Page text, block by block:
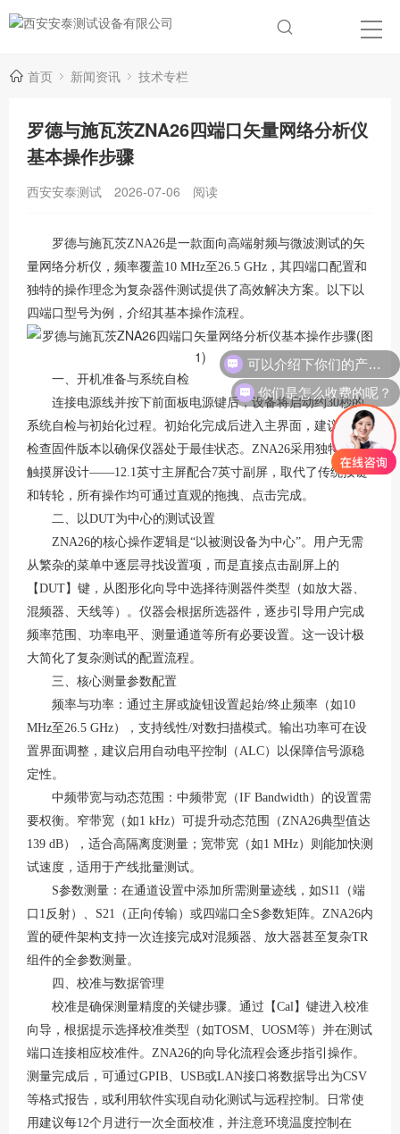
首页 新闻资讯 技术专栏
罗德与施瓦茨ZNA26四端口矢量网络分析仪
基本操作步骤
西安安泰测试 2026-07-06 阅读
罗德与施瓦茨ZNA26是一款面向高端射频与微波测试的矢
量网络分析仪，频率覆盖10 MHz至26.5 GHz，其四端口配置和
独特的操作理念为复杂器件测试提供了高效解决方案。以下以
四端口型号为例，介绍其基本操作流程。
一、开机准备与系统自检
连接电源线并按下前面板电源键后，设备将启动约30秒的
系统自检与初始化过程。初始化完成后进入主界面，建议首先
检查固件版本以确保仪器处于最佳状态。 ZNA26采用独特的双
触摸屏设计——12.1英寸主屏配合7英寸副屏，取代了传统按键
和转轮，所有操作均可通过直观的拖拽、点击完成。
二、以DUT为中心的测试设置
ZNA26的核心操作逻辑是“以被测设备为中心”。用户无需
从繁杂的菜单中逐层寻找设置项，而是直接点击副屏上的
【DUT】键，从图形化向导中选择待测器件类型（如放大器、
混频器、天线等）。仪器会根据所选器件，逐步引导用户完成
频率范围、功率电平、测量通道等所有必要设置。这一设计极
大简化了复杂测试的配置流程。
三、核心测量参数配置
频率与功率：通过主屏或旋钮设置起始/终止频率（如10
MHz至26.5 GHz），支持线性/对数扫描模式。输出功率可在设
置界面调整，建议启用自动电平控制（ALC）以保障信号源稳
定性。
中频带宽与动态范围：中频带宽（IF Bandwidth）的设置需
要权衡。窄带宽（如1 kHz）可提升动态范围（ZNA26典型值达
139 dB），适合高隔离度测量；宽带宽（如1 MHz）则能加快测
试速度，适用于产线批量测试。
S参数测量：在通道设置中添加所需测量迹线，如S11（端
口1反射）、S21（正向传输）或四端口全S参数矩阵。ZNA26内
置的硬件架构支持一次连接完成对混频器、放大器甚至复杂TR
组件的全参数测量。
四、校准与数据管理
校准是确保测量精度的关键步骤。通过【Cal】键进入校准
向导，根据提示选择校准类型（如TOSM、UOSM等）并在测试
端口连接相应校准件。ZNA26的向导化流程会逐步指引操作。
测量完成后，可通过GPIB、USB或LAN接口将数据导出为CSV
等格式报告，或利用软件实现自动化测试与远程控制 。日常使
用建议每12个月进行一次全面校准，并注意环境温度控制在
可以介绍下你们的产品么？
你们是怎么收费的呢？